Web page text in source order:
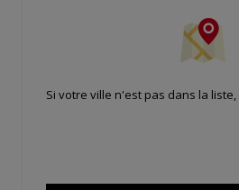
Si votre ville n'est pas dans la liste,